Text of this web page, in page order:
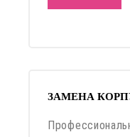
ЗАМЕНА